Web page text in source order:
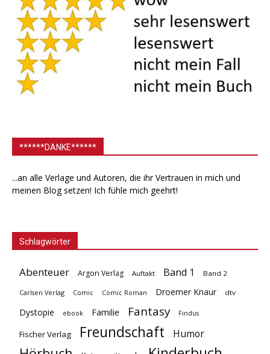
******DANKE******
...an alle Verlage und Autoren, die ihr Vertrauen in mich und
meinen Blog setzen! Ich fühle mich geehrt!
Schlagwörter
Abenteuer Argon Verlag Auftakt Band 1 Band 2
Carlsen Verlag Comic Comic Roman Droemer Knaur dtv
Dystopie ebook Familie Fantasy Findus
Fischer Verlag Freundschaft Humor